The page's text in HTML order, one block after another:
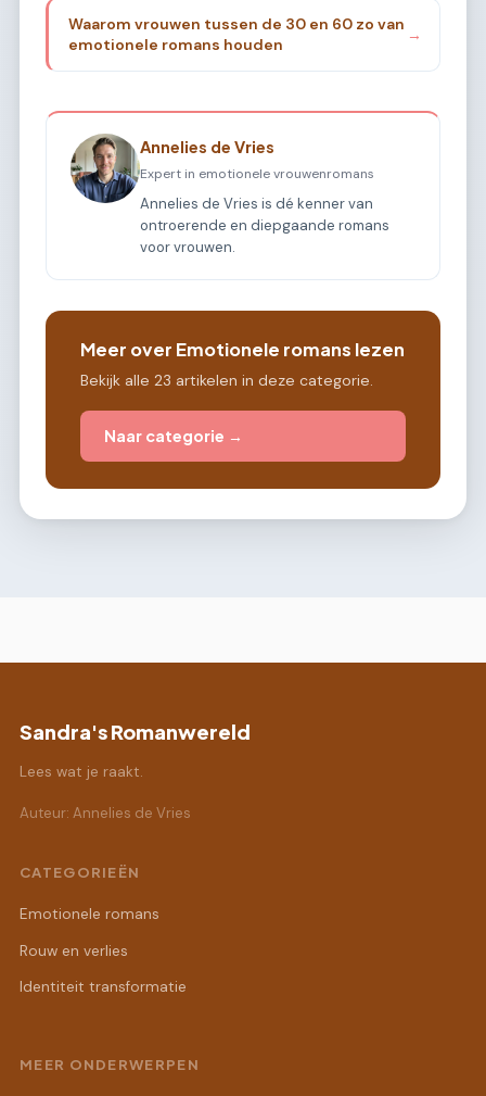
Waarom vrouwen tussen de 30 en 60 zo van
emotionele romans houden
→
Annelies de Vries
Expert in emotionele vrouwenromans
Annelies de Vries is dé kenner van
ontroerende en diepgaande romans
voor vrouwen.
Meer over Emotionele romans lezen
Bekijk alle 23 artikelen in deze categorie.
Naar categorie →
Sandra's Romanwereld
Lees wat je raakt.
Auteur: Annelies de Vries
CATEGORIEËN
Emotionele romans
Rouw en verlies
Identiteit transformatie
MEER ONDERWERPEN